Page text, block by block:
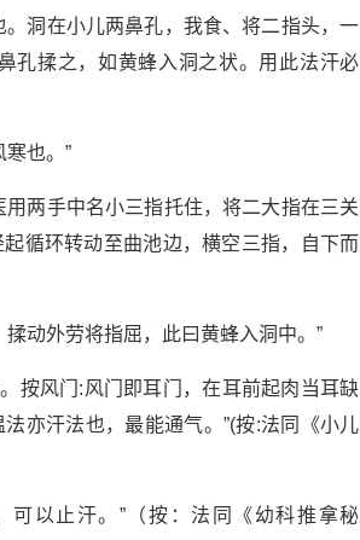
。洞在小儿两鼻孔，我食、将二指头，一
孔揉之，如黄蜂入洞之状。用此法汗必
寒也。”
用两手中名小三指托住，将二大指在三关
循环转动至曲池边，横空三指，自下而
动外劳将指屈，此曰黄蜂入洞中。”
。按风门:风门即耳门，在耳前起肉当耳缺
亦汗法也，最能通气。”(按:法同《小儿
可以止汗。”（按：法同《幼科推拿秘